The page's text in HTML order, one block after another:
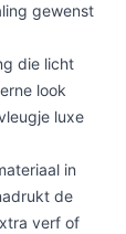
gewenst
die licht
look
luxe
in
de
verf of